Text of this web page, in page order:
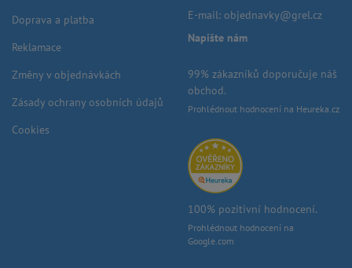
Doprava a platba
Reklamace
Změny v objednávkách
Zásady ochrany osobních údajů
Cookies
E-mail: objednavky@grel.cz
Napište nám
99% zákazníků doporučuje náš
obchod.
Prohlédnout hodnocení na Heureka.cz
100% pozitivní hodnocení.
Prohlédnout hodnocení na
Google.com